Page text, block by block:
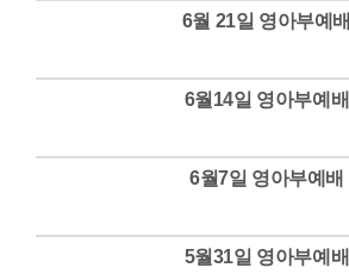
6월 21일 영아부예배
6월14일 영아부예배
6월7일 영아부예배
5월31일 영아부예배